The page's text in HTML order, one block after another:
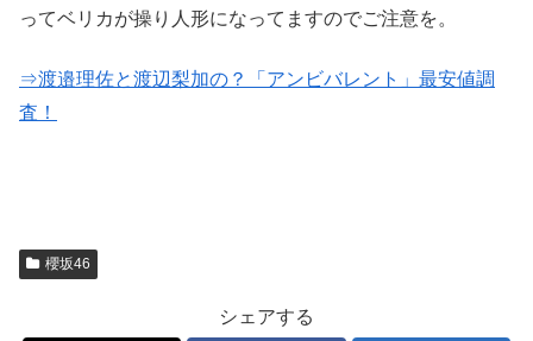
ってベリカが操り人形になってますのでご注意を。
⇒渡邉理佐と渡辺梨加の？「アンビバレント」最安値調
査！
櫻坂46
シェアする